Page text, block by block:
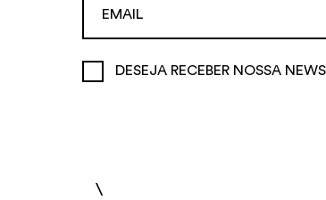
DESEJA RECEBER NOSSA
\